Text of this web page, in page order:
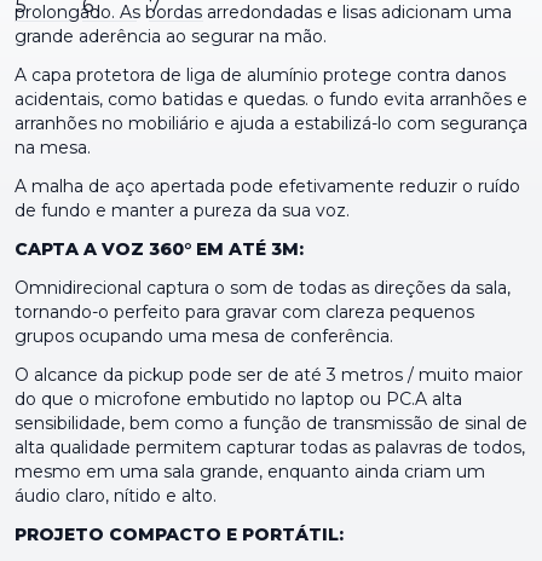
prolongado. As bordas arredondadas e lisas adicionam uma
grande aderência ao segurar na mão.
A capa protetora de liga de alumínio protege contra danos
acidentais, como batidas e quedas. o fundo evita arranhões e
arranhões no mobiliário e ajuda a estabilizá-lo com segurança
na mesa.
A malha de aço apertada pode efetivamente reduzir o ruído
de fundo e manter a pureza da sua voz.
CAPTA A VOZ 360° EM ATÉ 3M:
Omnidirecional captura o som de todas as direções da sala,
tornando-o perfeito para gravar com clareza pequenos
grupos ocupando uma mesa de conferência.
O alcance da pickup pode ser de até 3 metros / muito maior
do que o microfone embutido no laptop ou PC.A alta
sensibilidade, bem como a função de transmissão de sinal de
alta qualidade permitem capturar todas as palavras de todos,
mesmo em uma sala grande, enquanto ainda criam um
áudio claro, nítido e alto.
PROJETO COMPACTO E PORTÁTIL: